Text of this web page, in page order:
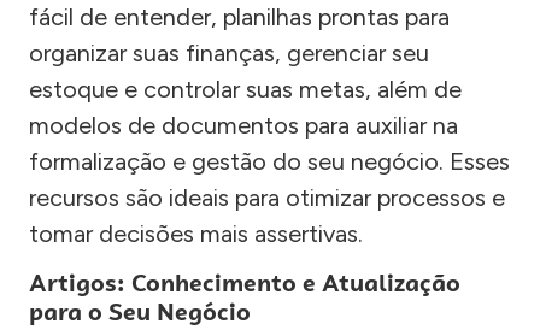
fácil de entender, planilhas prontas para
organizar suas finanças, gerenciar seu
estoque e controlar suas metas, além de
modelos de documentos para auxiliar na
formalização e gestão do seu negócio. Esses
recursos são ideais para otimizar processos e
tomar decisões mais assertivas.
Artigos: Conhecimento e Atualização
para o Seu Negócio